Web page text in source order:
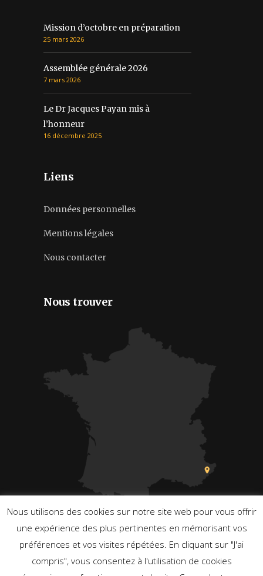
Mission d’octobre en préparation
25 mars 2026
Assemblée générale 2026
7 mars 2026
Le Dr Jacques Payan mis à
l’honneur
16 décembre 2025
Liens
Données personnelles
Mentions légales
Nous contacter
Nous trouver
Nous utilisons des cookies sur notre site web pour vous offrir
une expérience des plus pertinentes en mémorisant vos
préférences et vos visites répétées. En cliquant sur "J'ai
compris", vous consentez à l'utilisation de cookies